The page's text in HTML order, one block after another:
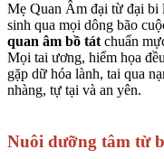
Mẹ Quan Âm đại từ đại bi
sinh qua mọi dông bão
quan âm bồ tát chuẩn
Mọi tai ương, hiểm họa
gặp dữ hóa lành, tai qua
nhàng, tự tại và an yên.
Nuôi dưỡng tâm từ